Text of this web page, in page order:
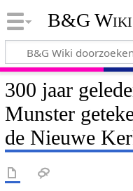
B&G Wiki
300 jaar
Munster
de Nieuwe